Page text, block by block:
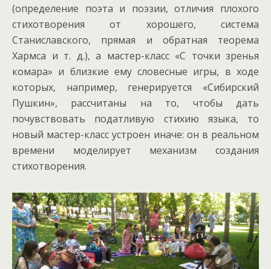
(определение поэта и поэзии, отличия плохого
стихотворения от хорошего, система
Станиславского, прямая и обратная теорема
Хармса и т. д.), а мастер-класс «С точки зренья
комара» и близкие ему словесные игры, в ходе
которых, например, генерируется «Сибирский
Пушкин», рассчитаны на то, чтобы дать
почувствовать податливую стихию языка, то
новый мастер-класс устроен иначе: он в реальном
времени моделирует механизм создания
стихотворения.